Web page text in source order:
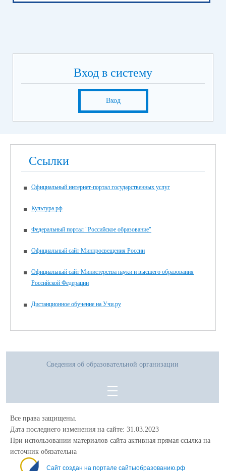
Вход в систему
Вход
Ссылки
Официальный интернет-портал государственных услуг
Культура.рф
Федеральный портал "Российское образование"
Официальный сайт Минпросвещения России
Официальный сайт Министерства науки и высшего образования
Российской Федерации
Дистанционное обучение на Учи.ру
Сведения об образовательной организации
Все права защищены.
Дата последнего изменения на сайте: 31.03.2023
При использовании материалов сайта активная прямая ссылка на
источник обязательна
Сайт создан на портале сайтыобразованию.рф